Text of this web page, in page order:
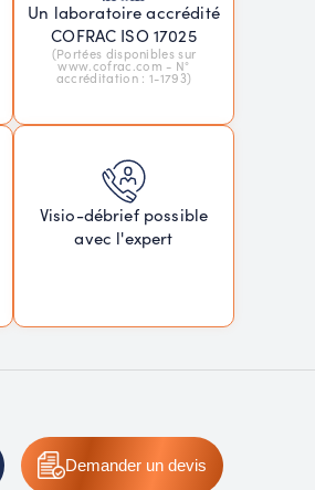
Un laboratoire accrédité
COFRAC ISO 17025
(Portées disponibles sur
www.cofrac.com - N°
accréditation : 1-1793)
Visio-débrief possible
avec l'expert
Demanderun devis